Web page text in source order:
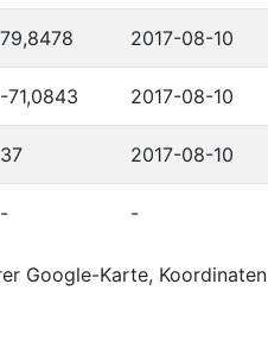
79,8478 2017-08-10
-71,0843 2017-08-10
37 2017-08-10
- -
Google-Karte, Koordinaten